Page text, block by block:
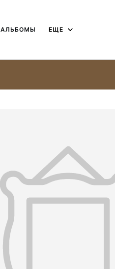
АЛЬБОМЫ ЕЩЕ